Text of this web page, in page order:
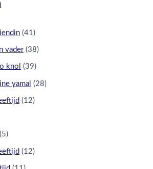
(41)
vader(38)
knol (39)
yamal (28)
(12)
(5)
(12)